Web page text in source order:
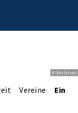
© bbsferrari
Vereine